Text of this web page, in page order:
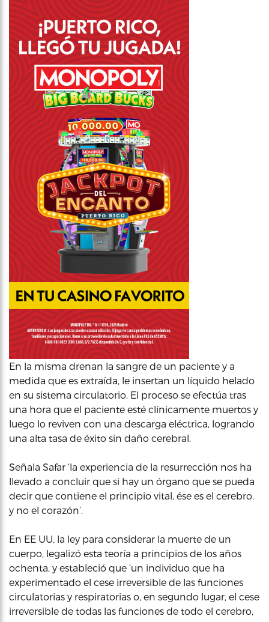
En la misma drenan la sangre de un paciente y a
medida que es extraída, le insertan un líquido helado
en su sistema circulatorio. El proceso se efectúa tras
una hora que el paciente esté clínicamente muertos y
luego lo reviven con una descarga eléctrica, logrando
una alta tasa de éxito sin daño cerebral.
Señala Safar ‘la experiencia de la resurrección nos ha
llevado a concluir que si hay un órgano que se pueda
decir que contiene el principio vital, ése es el cerebro,
y no el corazón’.
En EE UU, la ley para considerar la muerte de un
cuerpo, legalizó esta teoría a principios de los años
ochenta, y estableció que ‘un individuo que ha
experimentado el cese irreversible de las funciones
circulatorias y respiratorias o, en segundo lugar, el cese
irreversible de todas las funciones de todo el cerebro,